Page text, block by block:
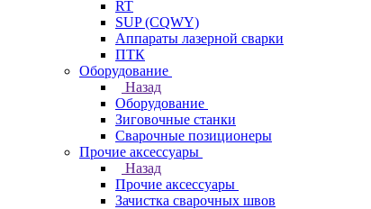
RT
SUP (CQWY)
Аппараты лазерной сварки
ПТК
Оборудование
Назад
Оборудование
Зиговочные станки
Сварочные позиционеры
Прочие аксессуары
Назад
Прочие аксессуары
Зачистка сварочных швов